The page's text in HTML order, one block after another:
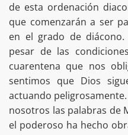
de esta ordenación
que comenzarán a ser
en el grado de
pesar de las
cuarentena que nos
sentimos que Dios
actuando
nosotros las palabras de
el poderoso ha hecho